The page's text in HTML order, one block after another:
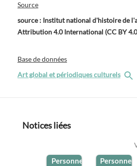
Source
source : Institut national d'histoire de
Attribution 4.0 International (CC BY
Base de données
Art global et périodiques culturels
Notices liées
Personne
Personne